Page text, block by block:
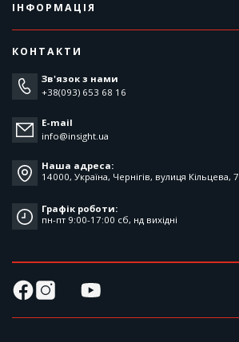
ІНФОРМАЦІЯ
КОНТАКТИ
Зв'язок з нами
+38(093) 653 68 16
E-mail
info@insight.ua
Наша адреса:
14000, Україна, Чернігів, вулиця Кільцева, 7
Графік роботи:
пн-пт 9:00-17:00 cб, нд вихідні